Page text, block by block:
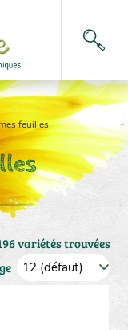
feuilles
variétés trouvées